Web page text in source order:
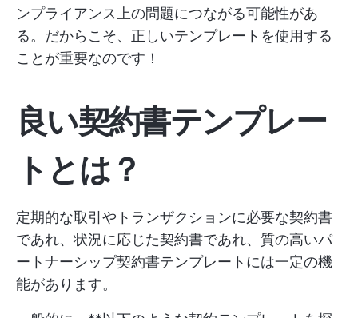
ンプライアンス上の問題につながる可能性があ
る。だからこそ、正しいテンプレートを使用する
ことが重要なのです！
良い契約書テンプレー
トとは？
定期的な取引やトランザクションに必要な契約書
であれ、状況に応じた契約書であれ、質の高いパ
ートナーシップ契約書テンプレートには一定の機
能があります。